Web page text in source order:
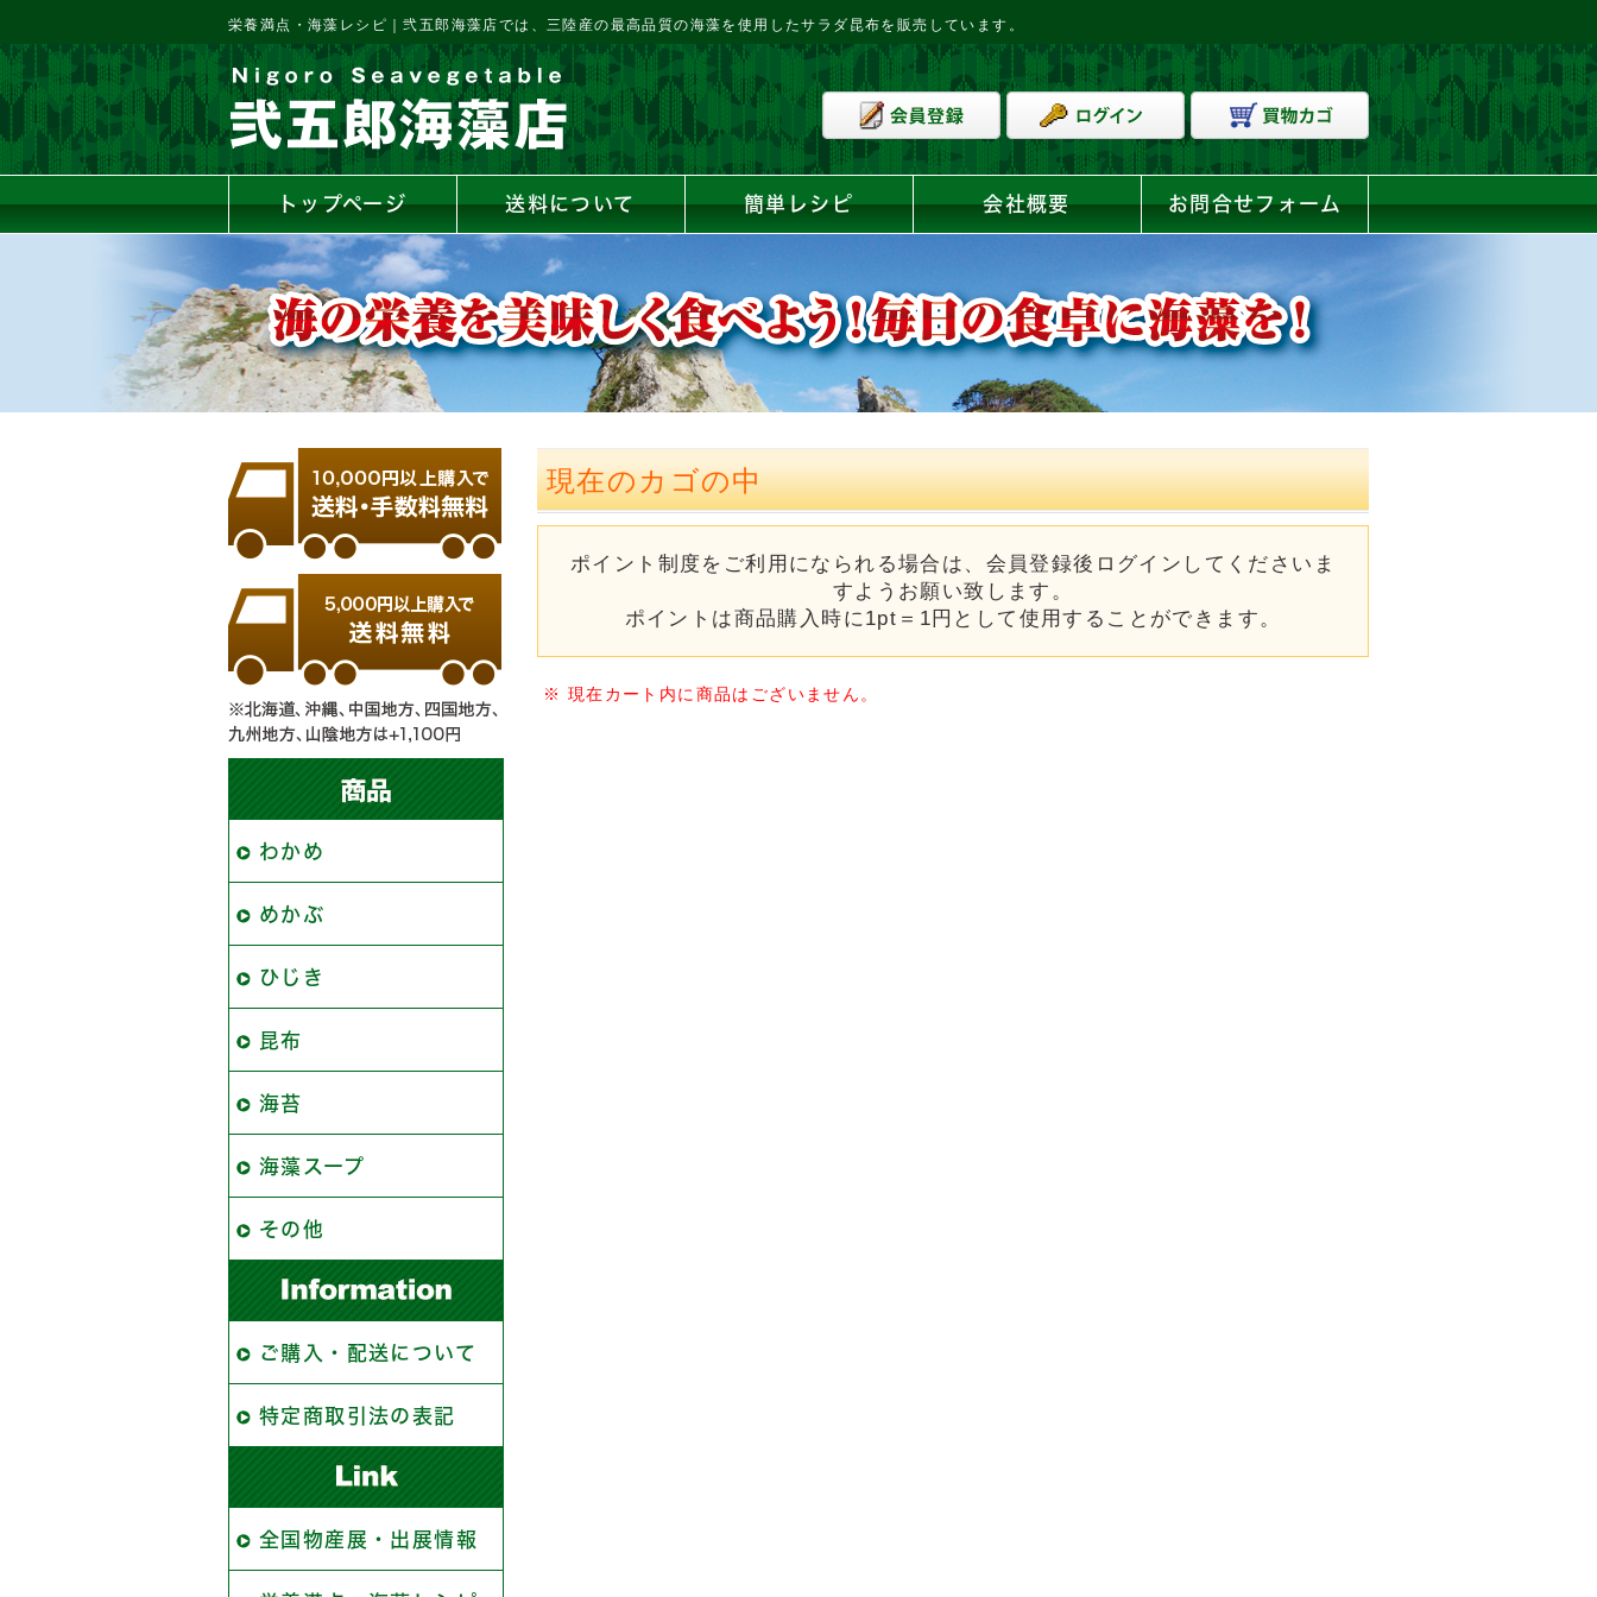
栄養満点・海藻レシピ｜弐五郎海藻店では、三陸産の最高品質の海藻を使用したサラダ昆布を販売しています。
トップページ 送料について 簡単レシピ 会社概要 お問合せフォーム
わかめ
めかぶ
ひじき
昆布
海苔
海藻スープ
その他
ご購入・配送について
特定商取引法の表記
全国物産展・出展情報
現在のカゴの中
ポイント制度をご利用になられる場合は、会員登録後ログインしてくださいま
すようお願い致します。
ポイントは商品購入時に1pt＝1円 として使用することができます。
※ 現在カート内に商品はございません。